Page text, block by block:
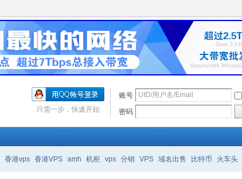
账号
密码
只需一步，快速开始
香港vps 香港VPS amh 机柜 vps 分销 VPS 域名出售 比特币 火车头